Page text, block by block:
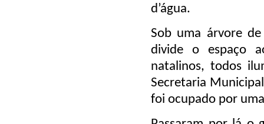
d’água.
Sob uma árvore
divide o espaço
natalinos, todos
Secretaria
foi ocupado por